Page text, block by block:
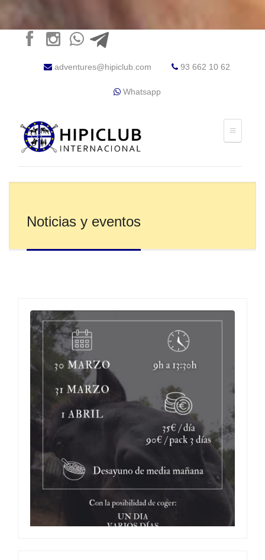
adventures@hipiclub.com 93 662 10 62
Whatsapp
Noticias y eventos